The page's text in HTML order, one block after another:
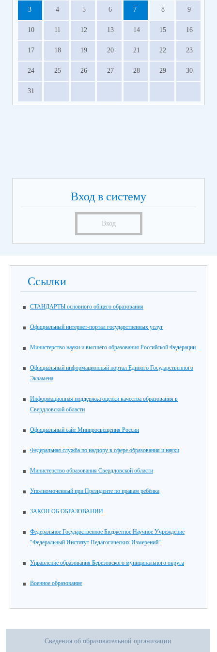
3 4 5 6 7 8 9
10 11 12 13 14 15 16
17 18 19 20 21 22 23
24 25 26 27 28 29 30
31
Вход в систему
Вход
Ссылки
СТАНДАРТЫ основного общего образования
Официальный интернет-портал государственных услуг
Министерство науки и высшего образования Российской Федерации
Официальный информационный портал Единого Государственного
Экзамена
Информационная поддержка оценки качества образования в
Свердловской области
Официальный сайт Минпросвещения России
Федеральная служба по надзору в сфере образования и науки
Министерство образования Свердловской области
Уполномоченный при Президенте по правам ребёнка
ЗАКОН ОБ ОБРАЗОВАНИИ
Федеральное Государственное Бюджетное Научное Учреждение
"Федеральный Институт Педагогических Измерений"
Управление образования Березовского муниципального округа
Военное образование
Сведения об образовательной организации